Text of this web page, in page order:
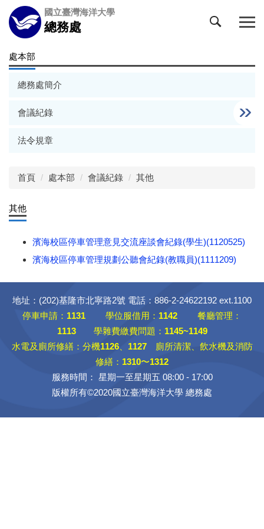
跳
到
主
內
國立臺灣海洋大學
總務處
處本部
總務處簡介
會議紀錄
法令規章
首頁 處本部 會議紀錄 其他
其他
濱海校區停車管理意見交流座談會紀錄(學生)(1120525)
濱海校區停車管理規劃公聽會紀錄(教職員)(1111209)
地址：(202)基隆市北寧路2號 電話：886-2-24622192 ext.1100
停車申請： 1131 學位服借用： 1142 餐廳管理：
1113學雜費繳費問題： 1145~1149
水電及廁所修繕：分機1126、 1127廁所清潔、飲水機及消防
修繕： 1310〜1312
服務時間： 星期一至星期五 08:00 - 17:00
版權所有©2020國立臺灣海洋大學 總務處